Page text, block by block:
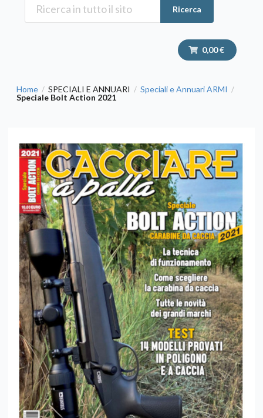
Ricerca
0,00 €
Home / SPECIALI E ANNUARI / Speciali e Annuari ARMI /
Speciale Bolt Action 2021